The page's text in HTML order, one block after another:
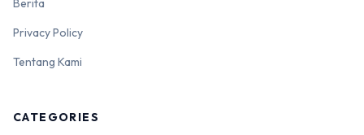
Privacy Policy
Tentang Kami
CATEGORIES